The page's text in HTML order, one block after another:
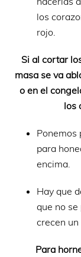
los
rojo.
Si al cortar
masa se va
o en el
los
Ponemos
para
encima.
Hay que
que no
crecen un
Para